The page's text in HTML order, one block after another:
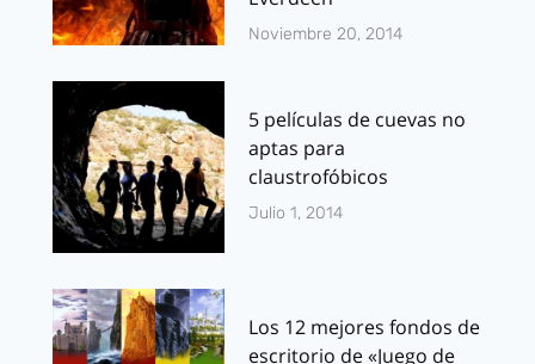
Noviembre 20, 2014
5 películas de cuevas no
aptas para
claustrofóbicos
Julio 1, 2014
Los 12 mejores fondos de
escritorio de «Juego de